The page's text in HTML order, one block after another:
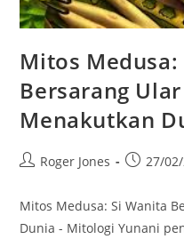
Mitos Medusa:
Bersarang
Menakutkan
PostRoger Jones
Post27/
Mitos Medusa: Si Wanita
Dunia - Mitologi Yunani